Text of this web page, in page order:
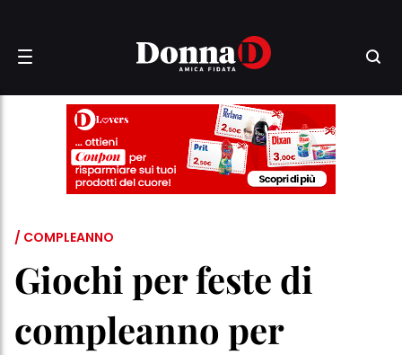
/ COMPLEANNO
Giochi per feste di
compleanno per